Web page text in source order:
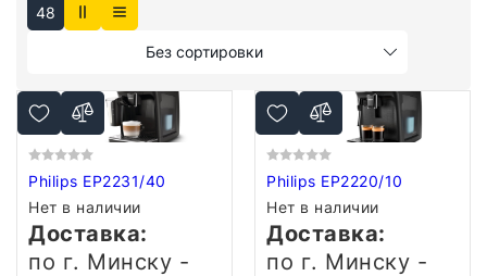
48
Без сортировки
Philips EP2231/40
Нет в наличии
Доставка:
по г. Минску -
Philips EP2220/10
Нет в наличии
Доставка:
по г. Минску -